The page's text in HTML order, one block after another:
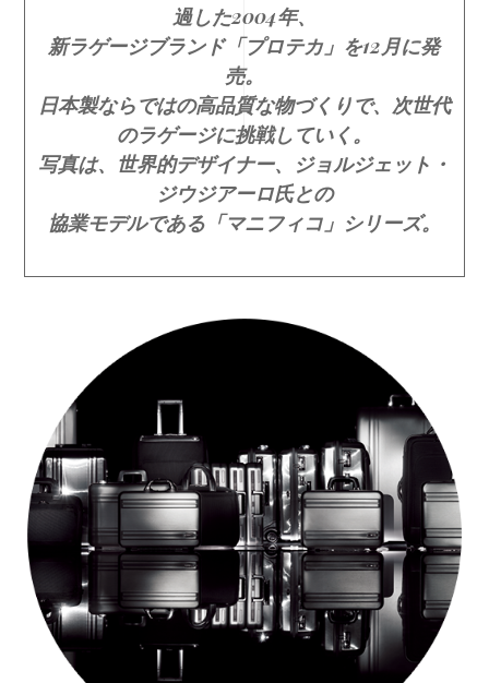
過した2004年、
新ラゲージブランド「プロテカ」を12月に発
売。
日本製ならではの高品質な物づくりで、次世代
のラゲージに挑戦していく。
写真は、世界的デザイナー、ジョルジェット・
ジウジアーロ氏との
協業モデルである「マニフィコ」シリーズ。